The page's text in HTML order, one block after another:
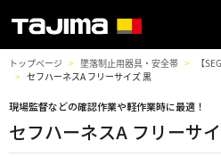
トップページ 墜落制止用器具・安全帯 【
セフハーネスA フリーサイズ 黒
現場監督などの確認作業や軽作業時に最適！
セフハーネスA フリーサ